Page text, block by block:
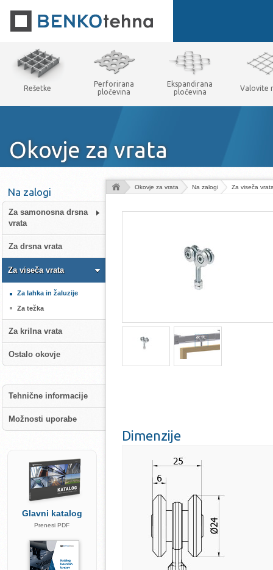
Rešetke
Perforirana
pločevina
Ekspandirana
pločevina
Valovite
Okovje za vrata
Okovje za vrata Na zalogi Za viseča
Dimenzije
Na zalogi
Za samonosna drsna
vrata
Za drsna vrata
Za viseča vrata
Za lahka in žaluzije
Za težka
Za krilna vrata
Ostalo okovje
Tehnične informacije
Možnosti uporabe
Glavni katalog
Prenesi PDF